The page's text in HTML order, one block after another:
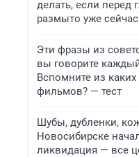
делать, если перед
размыто уже сейчас
Эти фразы из
вы говорите
Вспомните из каких
фильмов? — тест
Шубы, дубленки,
Новосибирске
ликвидация — все